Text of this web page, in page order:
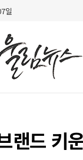
일
랜드 키